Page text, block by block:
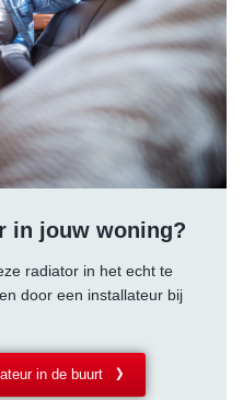
in jouw woning?
radiator in het echt te
door een installateur bij
in de buurt